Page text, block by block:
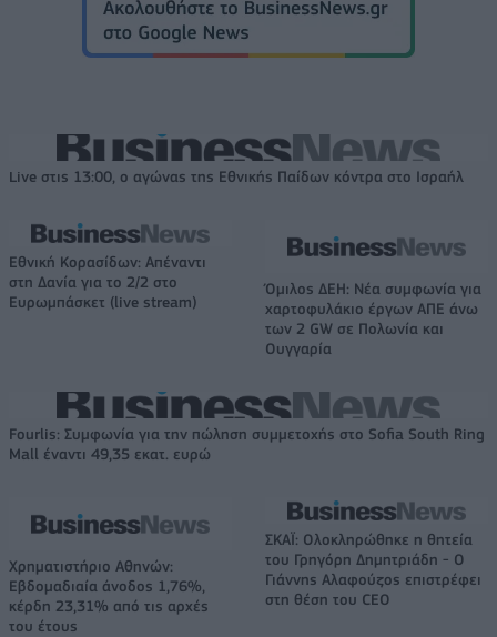
Live στις 13:00, ο αγώνας της Εθνικής Παίδων κόντρα στο Ισραήλ
Εθνική Κορασίδων: Απέναντι
στη Δανία για το 2/2 στο
Ευρωμπάσκετ (live stream)
Όμιλος ΔΕΗ: Νέα συμφωνία για
χαρτοφυλάκιο έργων ΑΠΕ άνω
των 2 GW σε Πολωνία και
Ουγγαρία
Fourlis: Συμφωνία για την πώληση συμμετοχής στο Sofia South Ring
Mall έναντι 49,35 εκατ. ευρώ
Χρηματιστήριο Αθηνών:
Εβδομαδιαία άνοδος 1,76%,
κέρδη 23,31% από τις αρχές
του έτους
ΣΚΑΪ: Ολοκληρώθηκε η θητεία
του Γρηγόρη Δημητριάδη - Ο
Γιάννης Αλαφούζος επιστρέφει
στη θέση του CEO